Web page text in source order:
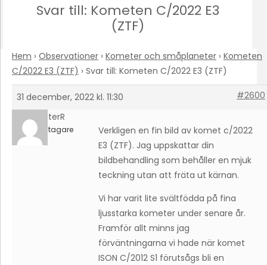
Svar till: Kometen C/2022 E3
(ZTF)
Hem › Observationer › Kometer och småplaneter › Kometen
C/2022 E3 (ZTF) › Svar till: Kometen C/2022 E3 (ZTF)
31 december, 2022 kl. 11:30
#2600
PeterR
Deltagare
Verkligen en fin bild av komet c/2022
E3 (ZTF). Jag uppskattar din
bildbehandling som behåller en mjuk
teckning utan att fräta ut kärnan.
Vi har varit lite svältfödda på fina
ljusstarka kometer under senare år.
Framför allt minns jag
förväntningarna vi hade när komet
ISON C/2012 S1 förutsågs bli en